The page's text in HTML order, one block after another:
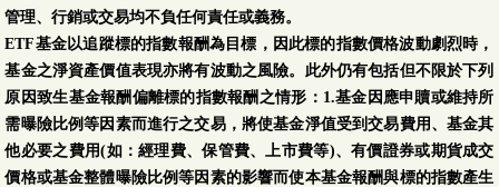
管理、行銷或交易均不負任何責任或義務。
ETF基金以追蹤標的指數報酬為目標，因此標的指數價格波動劇烈時，
基金之淨資產價值表現亦將有波動之風險。此外仍有包括但不限於下列
原因致生基金報酬偏離標的指數報酬之情形：1.基金因應申贖或維持所
需曝險比例等因素而進行之交易，將使基金淨值受到交易費用、基金其
他必要之費用(如：經理費、保管費、上市費等)、有價證券或期貨成交
價格或基金整體曝險比例等因素的影響而使本基金報酬與標的指數產生